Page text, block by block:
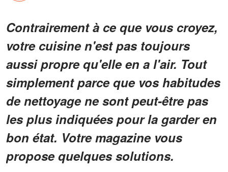
Contrairement à ce que vous croyez,
votre cuisine n'est pas toujours
aussi propre qu'elle en a l'air. Tout
simplement parce que vos habitudes
de nettoyage ne sont peut-être pas
les plus indiquées pour la garder en
bon état. Votre magazine vous
propose quelques solutions.